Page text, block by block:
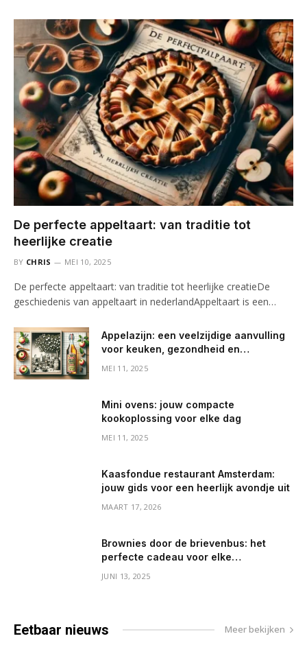
De perfecte appeltaart: van traditie tot
heerlijke creatie
BY CHRIS MEI 10, 2025
De perfecte appeltaart: van traditie tot heerlijke creatieDe
geschiedenis van appeltaart in nederlandAppeltaart is een…
Appelazijn: een veelzijdige aanvulling
voor keuken, gezondheid en
MEI 11, 2025
Mini ovens: jouw compacte
kookoplossing voor elke dag
MEI 11, 2025
Kaasfondue restaurant Amsterdam:
jouw gids voor een heerlijk avondje uit
MAART 17, 2026
Brownies door de brievenbus: het
perfecte cadeau voor elke
JUNI 13, 2025
Eetbaar nieuws Meer bekijken